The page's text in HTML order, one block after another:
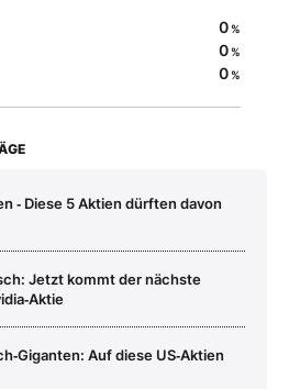
0%
0%
0%
‑ Diese 5 Aktien dürften davon
Jetzt kommt der nächste
Auf diese US‑Aktien